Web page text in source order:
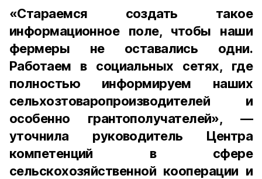
«Стараемся создать такое
информационное поле, чтобы наши
фермеры не оставались одни.
Работаем в социальных сетях, где
полностью информируем наших
сельхозтоваропроизводителей и
особенно грантополучателей», —
уточнила руководитель Центра
компетенций в сфере
сельскохозяйственной кооперации и